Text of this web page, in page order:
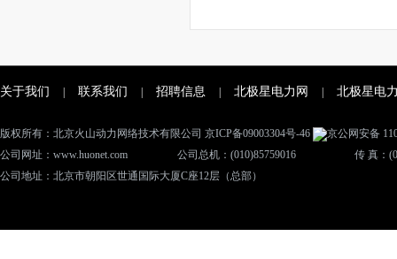
关于我们 联系我们 招聘信息 北极星电力网 北极星电
版权所有：北京火山动力网络技术有限公司 京ICP备09003304号-46
京公网安备
公司网址：www.huonet.com
公司总机：(010)85759016
传 真：
公司地址：北京市朝阳区世通国际大厦C座12层（总部）